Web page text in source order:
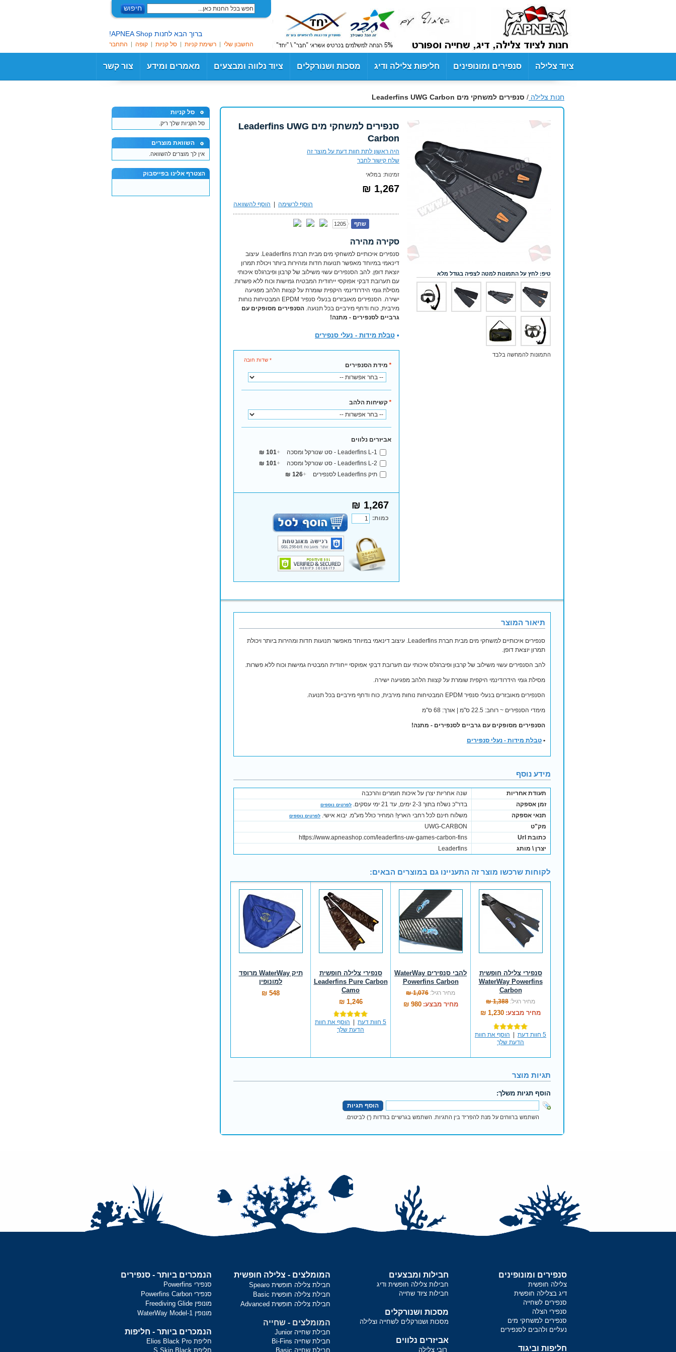
חיפוש
ברוך הבא לחנות APNEA Shop!
החשבון שלי רשימת קניות סל קניות קופה התחבר
ציוד צלילה סנפירים ומונופינים חליפות צלילה ודיג מסכות ושנורקלים ציוד נלווה ומבצעים מאמרים ומידע צור קשר
חנות צלילה / סנפירים למשחקי מים Leaderfins UWG Carbon
סנפירים למשחקי מים Leaderfins UWG
Carbon
היה ראשון לתת חוות דעת על מוצר זה
שלח קישור לחבר
זמינות: במלאי
1,267 ₪
הוסף לרשימה הוסף להשוואה
שתף 1205
סקירה מהירה
סנפירים איכותיים למשחקי מים מבית חברת Leaderfins. עיצוב
דינאמי במיוחד מאפשר תנועות חדות ומהירות ביותר ויכולת תמרון
יוצאת דופן. להב הסנפירים עשוי משילוב של קרבון ופיברגלס איכותי
עם תערובת דבקי אפוקסי ייחודית המבטיח גמישות וכוח ללא פשרות.
מסילת גומי הידרודינמי היקפית שומרת על קצוות הלהב מפגיעה
ישירה. הסנפירים מאובזרים בנעלי סנפיר EPDM המבטיחות נוחות
מירבית, כוח ודחף מירביים בכל תנועה. הסנפירים מסופקים עם
גרביים לסנפירים - מתנה!
• טבלת מידות - נעלי סנפירים
* מידת הסנפירים
*קשיחות הלהב
אביזרים נלווים
Leaderfins L-1 - סט שנורקל ומסכה
+
101 ₪
Leaderfins L-2 - סט שנורקל ומסכה
+
101 ₪
תיק Leaderfins לסנפירים
+
126 ₪
* שדות חובה
1,267 ₪
כמות:
טיפ: לחץ על התמונות למטה לצפיה בגודל מלא
התמונות להמחשה בלבד
תיאור המוצר
סנפירים איכותיים למשחקי מים מבית חברת Leaderfins. עיצוב דינאמי במיוחד מאפשר תנועות חדות ומהירות ביותר ויכולת
תמרון יוצאת דופן.
להב הסנפירים עשוי משילוב של קרבון ופיברגלס איכותי עם תערובת דבקי אפוקסי ייחודית המבטיח גמישות וכוח ללא פשרות.
מסילת גומי הידרודינמי היקפית שומרת על קצוות הלהב מפגיעה ישירה.
הסנפירים מאובזרים בנעלי סנפיר EPDM המבטיחות נוחות מירבית, כוח ודחף מירביים בכל תנועה.
מימדי הסנפירים ~ רוחב: 22.5 ס"מ | אורך: 68 ס"מ
הסנפירים מסופקים עם גרביים לסנפירים - מתנה!
• טבלת מידות - נעלי סנפירים
מידע נוסף
תעודת אחריות
שנה אחריות יצרן על איכות חומרים והרכבה
זמן אספקה
בדר"כ נשלח בתוך 2-3 ימים, עד 21 ימי עסקים. לפרטים נוספים
תנאי אספקה משלוח חינם לכל רחבי הארץ! המחיר כולל מע"מ. יבוא אישי. לפרטים נוספים
מק"ט
UWG-CARBON
כתובת Url
https://www.apneashop.com/leaderfins-uw-games-carbon-fins
יצרן \ מותג
Leaderfins
לקוחות שרכשו מוצר זה התעניינו גם במוצרים הבאים:
סנפירי צלילה חופשית
WaterWay Powerfins
Carbon
מחיר רגיל: 1,388 ₪
מחיר מבצע: 1,230 ₪
5 חוות דעת
הוסף את חוות
הדעת שלך
להבי סנפירים WaterWay
Powerfins Carbon
מחיר רגיל: 1,076 ₪
מחיר מבצע: 980 ₪
סנפירי צלילה חופשית
Leaderfins Pure Carbon
Camo
1,246 ₪
5 חוות דעת
הוסף את חוות
הדעת שלך
תיק WaterWay מרופד
למונופין
548 ₪
תגיות מוצר
הוסף תגיות משלך:
הוסף תגיות
השתמש ברווחים על מנת להפריד בין התגיות. השתמש בגרשיים בודדות (') לביטוים.
סל קניות
סל הקניות שלך ריק.
השוואת מוצרים
אין לך מוצרים להשוואה.
הצטרף אלינו בפייסבוק
סנפירים ומונופינים
צלילה חופשית
דיג בצלילה חופשית
סנפירים לשחייה
סנפירי הצלה
סנפירים למשחקי מים
נעליים ולהבים לסנפירים
חליפות וביגוד
חבילות ומבצעים
חבילות צלילה חופשית ודיג
חבילות ציוד שחייה
מסכות ושנורקלים
מסכות ושנורקלים לשחייה וצלילה
אביזרים נלווים
רובי צלילה
המומלצים - צלילה חופשית
חבילת צלילה חופשית Spearo
חבילת צלילה חופשית Basic
חבילת צלילה חופשית Advanced
המומלצים - שחייה
חבילת שחייה Junior
חבילת שחייה Bi-Fins
חבילת שחייה Basic
הנמכרים ביותר - סנפירים
סנפירי Powerfins
סנפירי Powerfins Carbon
מונופין Freediving Glide
מונופין WaterWay Model-1
הנמכרים ביותר - חליפות
חליפת Elios Black Pro
חליפת S.Skin Black